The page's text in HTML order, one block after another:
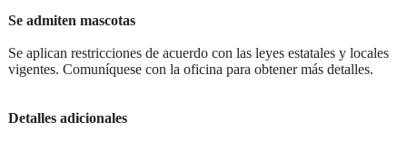
Se admiten mascotas
Se aplican restricciones de acuerdo con las leyes estatales y locales
vigentes. Comuníquese con la oficina para obtener más detalles.
Detalles adicionales